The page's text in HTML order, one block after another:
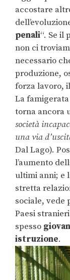
accostare
penali“. Se il
non ci
necessario
produzione,
forza lavoro,
La famigerata
torna ancora
società
una via
Dal Lago).
l’aumento
ultimi anni; e
stretta
sociale, vede
Paesi
spesso
istruzione.